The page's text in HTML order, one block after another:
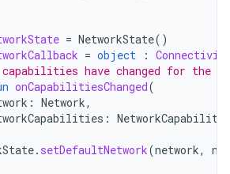
= NetworkState()
= object :
have changed for the
onCapabilitiesChanged(
: Network,
:
. setDefaultNetwork(network,